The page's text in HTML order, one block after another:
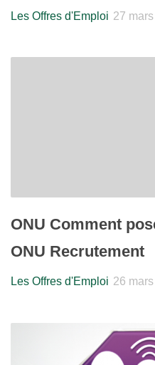
Les Offres d'Emploi 27
ONU Comment
ONU Recrutement
Les Offres d'Emploi 26